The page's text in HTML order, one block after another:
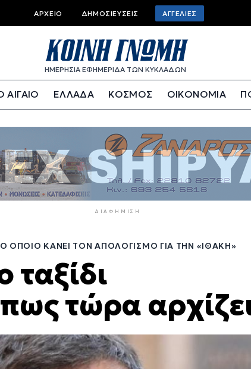
Top
bar
menu
ΑΡΧΕΊΟ ΔΗΜΟΣΙΕΎΣΕΙΣ ΑΓΓΕΛΊΕΣ
ΗΜΕΡΗΣΙΑ ΕΦΗΜΕΡΙΔΑ ΤΩΝ ΚΥΚΛΑΔΩΝ
ΑΙΓΑΙΟ ΕΛΛΑΔΑ ΚΟΣΜΟΣ ΟΙΚΟΝΟΜΙΑ
ΔΙΑΦΉΜΙΣΗ
ΚΆΝΕΙ ΤΟΝ ΑΠΟΛΟΓΙΣΜΌ ΓΙΑ ΤΗΝ «ΙΘΆΚΗ»
ταξίδι
τώρα